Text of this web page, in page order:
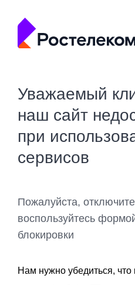
Уважаемый
наш сайт
при
сервисов
Пожалуйста,
воспользуйтесь
блокировки
Нам нужно убедиться,